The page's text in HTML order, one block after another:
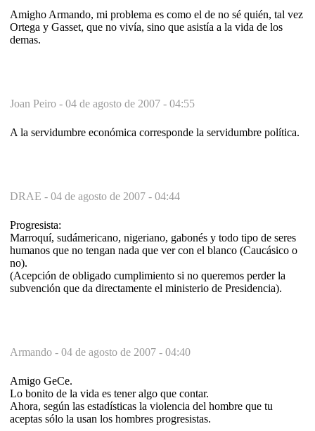
Amigho Armando, mi problema es como el de no sé quién, tal vez
Ortega y Gasset, que no vivía, sino que asistía a la vida de los
demas.
Joan Peiro - 04 de agosto de 2007 - 04:55
A la servidumbre económica corresponde la servidumbre política.
DRAE - 04 de agosto de 2007 - 04:44
Progresista:
Marroquí, sudámericano, nigeriano, gabonés y todo tipo de seres
humanos que no tengan nada que ver con el blanco (Caucásico o
no).
(Acepción de obligado cumplimiento si no queremos perder la
subvención que da directamente el ministerio de Presidencia).
Armando - 04 de agosto de 2007 - 04:40
Amigo GeCe.
Lo bonito de la vida es tener algo que contar.
Ahora, según las estadísticas la violencia del hombre que tu
aceptas sólo la usan los hombres progresistas.